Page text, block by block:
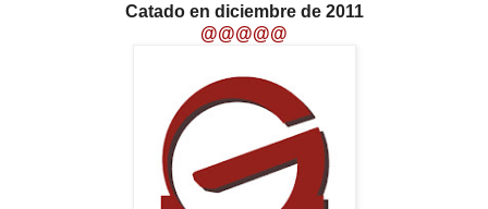
Catado en diciembre de 2011
@@@@@